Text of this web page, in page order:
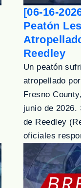
[06-16-
Peatón
Reedley
Un peatón
atropellado
Fresno
junio de 2026.
de Reedley
oficiales